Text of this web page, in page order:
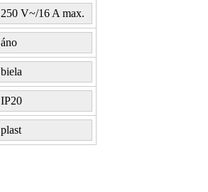
250 V~/16 A max.
áno
biela
IP20
plast